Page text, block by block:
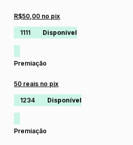
R$50,00 no pix
1111 Disponível
Premiação
50 reais no pix
1234 Disponível
Premiação